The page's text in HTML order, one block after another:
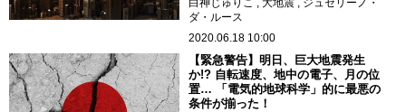
白神じゅりこ
大地震
ジュセリーノ・
ダ・ルース
2020.06.18 10:00
【緊急警告】明日、巨大地震発生
か!? 自転速度、地中の電子、月の位
置… 「電気的地球科学」的に最悪の
条件が揃った！